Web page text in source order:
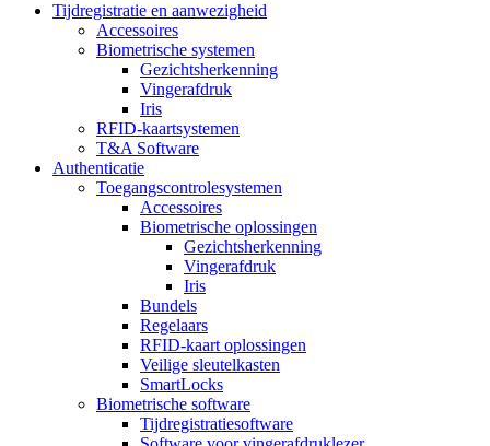
Tijdregistratie en aanwezigheid
Accessoires
Biometrische systemen
Gezichtsherkenning
Vingerafdruk
Iris
RFID-kaartsystemen
T&A Software
Authenticatie
Toegangscontrolesystemen
Accessoires
Biometrische oplossingen
Gezichtsherkenning
Vingerafdruk
Iris
Bundels
Regelaars
RFID-kaart oplossingen
Veilige sleutelkasten
SmartLocks
Biometrische software
Tijdregistratiesoftware